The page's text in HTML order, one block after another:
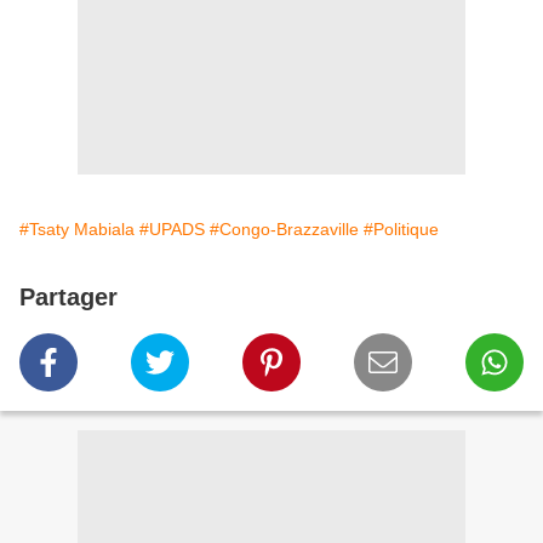
#Tsaty Mabiala #UPADS #Congo-Brazzaville #Politique
Partager